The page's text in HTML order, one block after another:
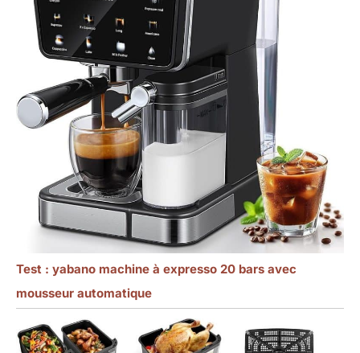
Test : yabano machine à expresso 20 bars avec
mousseur automatique